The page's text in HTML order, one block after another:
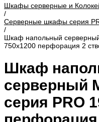
Шкафы серверные и
/
Серверные шкафы серия
/
Шкаф напольный
750x1200 перфорация 2
Шкаф
серверный
серия PRO